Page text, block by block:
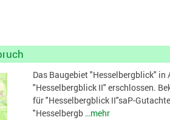
Das Baugebiet "Hesselbergblick"
"Hesselbergblick II" erschlossen.
für "Hesselbergblick II"saP-
"Hesselbergb …mehr